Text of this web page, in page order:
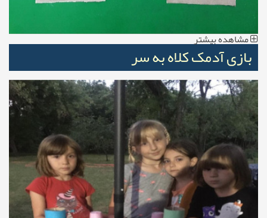
مشاهده بیشتر
بازی آدمک کلاه به سر